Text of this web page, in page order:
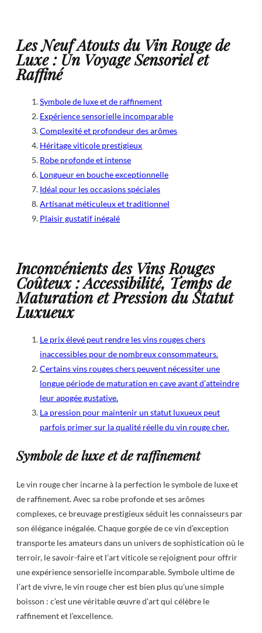
Les Neuf Atouts du Vin Rouge de
Luxe : Un Voyage Sensoriel et
Raffiné
Symbole de luxe et de raffinement
Expérience sensorielle incomparable
Complexité et profondeur des arômes
Héritage viticole prestigieux
Robe profonde et intense
Longueur en bouche exceptionnelle
Idéal pour les occasions spéciales
Artisanat méticuleux et traditionnel
Plaisir gustatif inégalé
Inconvénients des Vins Rouges
Coûteux : Accessibilité, Temps de
Maturation et Pression du Statut
Luxueux
Le prix élevé peut rendre les vins rouges chers
inaccessibles pour de nombreux consommateurs.
Certains vins rouges chers peuvent nécessiter une
longue période de maturation en cave avant d’atteindre
leur apogée gustative.
La pression pour maintenir un statut luxueux peut
parfois primer sur la qualité réelle du vin rouge cher.
Symbole de luxe et de raffinement
Le vin rouge cher incarne à la perfection le symbole de luxe et
de raffinement. Avec sa robe profonde et ses arômes
complexes, ce breuvage prestigieux séduit les connaisseurs par
son élégance inégalée. Chaque gorgée de ce vin d’exception
transporte les amateurs dans un univers de sophistication où le
terroir, le savoir-faire et l’art viticole se rejoignent pour offrir
une expérience sensorielle incomparable. Symbole ultime de
l’art de vivre, le vin rouge cher est bien plus qu’une simple
boisson : c’est une véritable œuvre d’art qui célèbre le
raffinement et l’excellence.